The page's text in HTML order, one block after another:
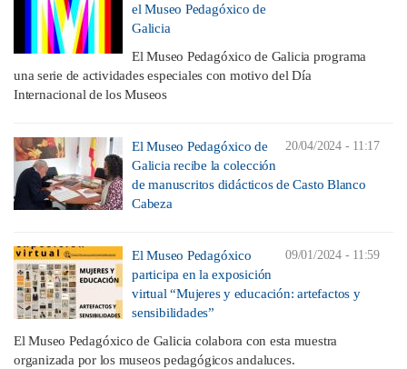
el Museo Pedagóxico de
Galicia
El Museo Pedagóxico de Galicia programa
una serie de actividades especiales con motivo del Día
Internacional de los Museos
20/04/2024 - 11:17
El Museo Pedagóxico de
Galicia recibe la colección
de manuscritos didácticos de Casto Blanco
Cabeza
09/01/2024 - 11:59
El Museo Pedagóxico
participa en la exposición
virtual “Mujeres y educación: artefactos y
sensibilidades”
El Museo Pedagóxico de Galicia colabora con esta muestra
organizada por los museos pedagógicos andaluces.